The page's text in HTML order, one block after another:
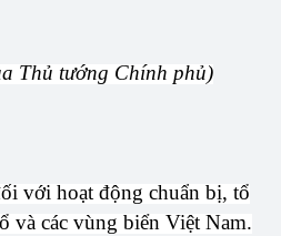
Thủ tướng Chính phủ)
với hoạt động chuẩn bị, tổ
và các vùng biển Việt Nam.